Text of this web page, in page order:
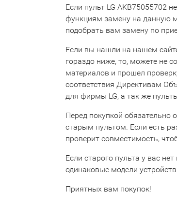
Если пульт LG AKB75055702
функциям замену на данную
подобрать вам замену по
Если вы нашли на нашем
гораздо ниже, то, можете не
материалов и прошел
соответствия Директивам
для фирмы LG, а так же
Перед покупкой
старым пультом. Если есть
проверит совместимость,
Если старого пульта у вас
одинаковые модели
Приятных вам покупок!